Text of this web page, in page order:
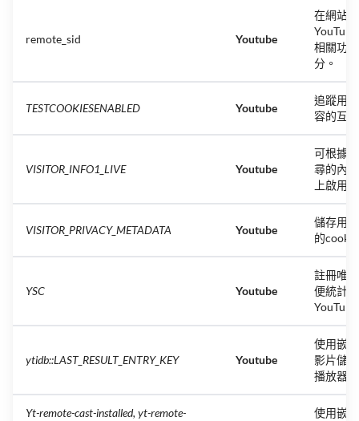
remote_sid Youtube
在網站
相關功
分。
TESTCOOKIESENABLED Youtube
追蹤用
容的互
VISITOR_INFO1_LIVE Youtube
可根據
尋的內
上啟用
VISITOR_PRIVACY_METADATA Youtube
儲存用
的
YSC Youtube
註冊唯
便統計
ytidb::LAST_RESULT_ENTRY_KEY Youtube
使用嵌
影片儲
播放器
Yt-remote-cast-installed, yt-remote-
使用嵌